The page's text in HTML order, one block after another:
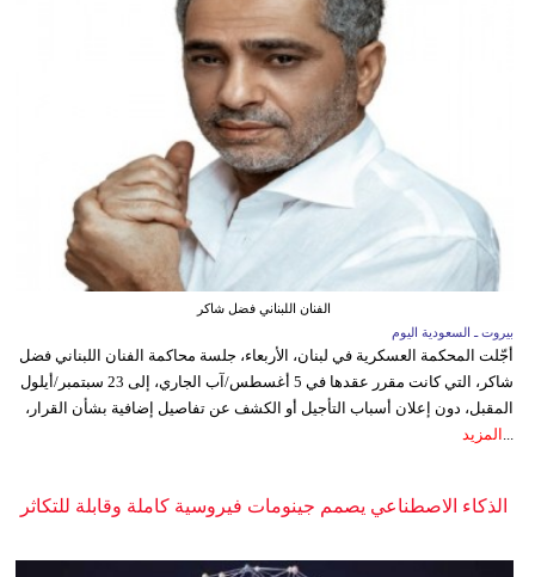
الفنان اللبناني فضل شاكر
بيروت ـ السعودية اليوم
أجّلت المحكمة العسكرية في لبنان، الأربعاء، جلسة محاكمة الفنان اللبناني فضل
شاكر، التي كانت مقرر عقدها في 5 أغسطس/آب الجاري، إلى 23 سبتمبر/أيلول
المقبل، دون إعلان أسباب التأجيل أو الكشف عن تفاصيل إضافية بشأن القرار،
المزيد
الذكاء الاصطناعي يصمم جينومات فيروسية كاملة وقابلة للتكاثر